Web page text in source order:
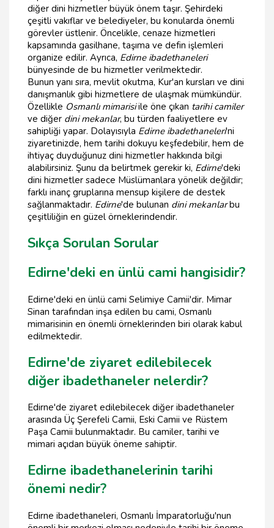
diğer dini hizmetler büyük önem taşır. Şehirdeki
çeşitli vakıflar ve belediyeler, bu konularda önemli
görevler üstlenir. Öncelikle, cenaze hizmetleri
kapsamında gasilhane, taşıma ve defin işlemleri
organize edilir. Ayrıca, Edirne ibadethaneleri
bünyesinde de bu hizmetler verilmektedir.
Bunun yanı sıra, mevlit okutma, Kur'an kursları ve dini
danışmanlık gibi hizmetlere de ulaşmak mümkündür.
Özellikle Osmanlı mimarisiile öne çıkan tarihi camiler
ve diğer dini mekanlar, bu türden faaliyetlere ev
sahipliği yapar. Dolayısıyla Edirne ibadethaneleri'ni
ziyaretinizde, hem tarihi dokuyu keşfedebilir, hem de
ihtiyaç duyduğunuz dini hizmetler hakkında bilgi
alabilirsiniz. Şunu da belirtmek gerekir ki, Edirne'deki
dini hizmetler sadece Müslümanlara yönelik değildir;
farklı inanç gruplarına mensup kişilere de destek
sağlanmaktadır. Edirne'de bulunan dini mekanlarbu
çeşitliliğin en güzel örneklerindendir.
Sıkça Sorulan Sorular
Edirne'deki en ünlü cami hangisidir?
Edirne'deki en ünlü cami Selimiye Camii'dir. Mimar
Sinan tarafından inşa edilen bu cami, Osmanlı
mimarisinin en önemli örneklerinden biri olarak kabul
edilmektedir.
Edirne'de ziyaret edilebilecek
diğer ibadethaneler nelerdir?
Edirne'de ziyaret edilebilecek diğer ibadethaneler
arasında Üç Şerefeli Camii, Eski Camii ve Rüstem
Paşa Camii bulunmaktadır. Bu camiler, tarihi ve
mimari açıdan büyük öneme sahiptir.
Edirne ibadethanelerinin tarihi
önemi nedir?
Edirne ibadethaneleri, Osmanlı İmparatorluğu'nun